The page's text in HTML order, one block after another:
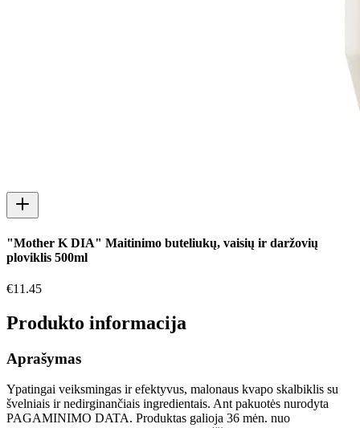
"Mother K DIA" Maitinimo buteliukų, vaisių ir daržovių
ploviklis 500ml
€11.45
Produkto informacija
Aprašymas
Ypatingai veiksmingas ir efektyvus, malonaus kvapo skalbiklis su
švelniais ir nedirginančiais ingredientais. Ant pakuotės nurodyta
PAGAMINIMO DATA. Produktas galioja 36 mėn. nuo